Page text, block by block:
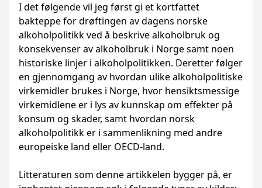
I det følgende vil jeg først gi et kortfattet
bakteppe for drøftingen av dagens norske
alkoholpolitikk ved å beskrive alkoholbruk og
konsekvenser av alkoholbruk i Norge samt noen
historiske linjer i alkoholpolitikken. Deretter følger
en gjennomgang av hvordan ulike alkoholpolitiske
virkemidler brukes i Norge, hvor hensiktsmessige
virkemidlene er i lys av kunnskap om effekter på
konsum og skader, samt hvordan norsk
alkoholpolitikk er i sammenlikning med andre
europeiske land eller OECD-land.
Litteraturen som denne artikkelen bygger på, er